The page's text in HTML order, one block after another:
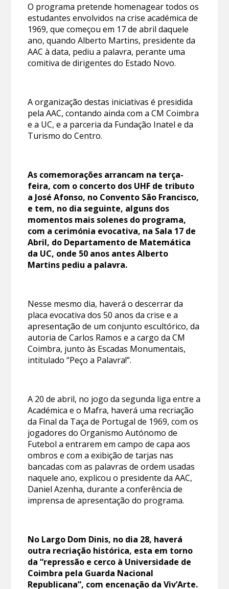
O programa pretende homenagear todos os
estudantes envolvidos na crise académica de
1969, que começou em 17 de abril daquele
ano, quando Alberto Martins, presidente da
AAC à data, pediu a palavra, perante uma
comitiva de dirigentes do Estado Novo.
A organização destas iniciativas é presidida
pela AAC, contando ainda com a CM Coimbra
e a UC, e a parceria da Fundação Inatel e da
Turismo do Centro.
As comemorações arrancam na terça-
feira, com o concerto dos UHF de tributo
a José Afonso, no Convento São Francisco,
e tem, no dia seguinte, alguns dos
momentos mais solenes do programa,
com a cerimónia evocativa, na Sala 17 de
Abril, do Departamento de Matemática
da UC, onde 50 anos antes Alberto
Martins pediu a palavra.
Nesse mesmo dia, haverá o descerrar da
placa evocativa dos 50 anos da crise e a
apresentação de um conjunto escultórico, da
autoria de Carlos Ramos e a cargo da CM
Coimbra, junto às Escadas Monumentais,
intitulado “Peço a Palavra!”.
A 20 de abril, no jogo da segunda liga entre a
Académica e o Mafra, haverá uma recriação
da Final da Taça de Portugal de 1969, com os
jogadores do Organismo Autónomo de
Futebol a entrarem em campo de capa aos
ombros e com a exibição de tarjas nas
bancadas com as palavras de ordem usadas
naquele ano, explicou o presidente da AAC,
Daniel Azenha, durante a conferência de
imprensa de apresentação do programa.
No Largo Dom Dinis, no dia 28, haverá
outra recriação histórica, esta em torno
da “repressão e cerco à Universidade de
Coimbra pela Guarda Nacional
Republicana”, com encenação da Viv’Arte.